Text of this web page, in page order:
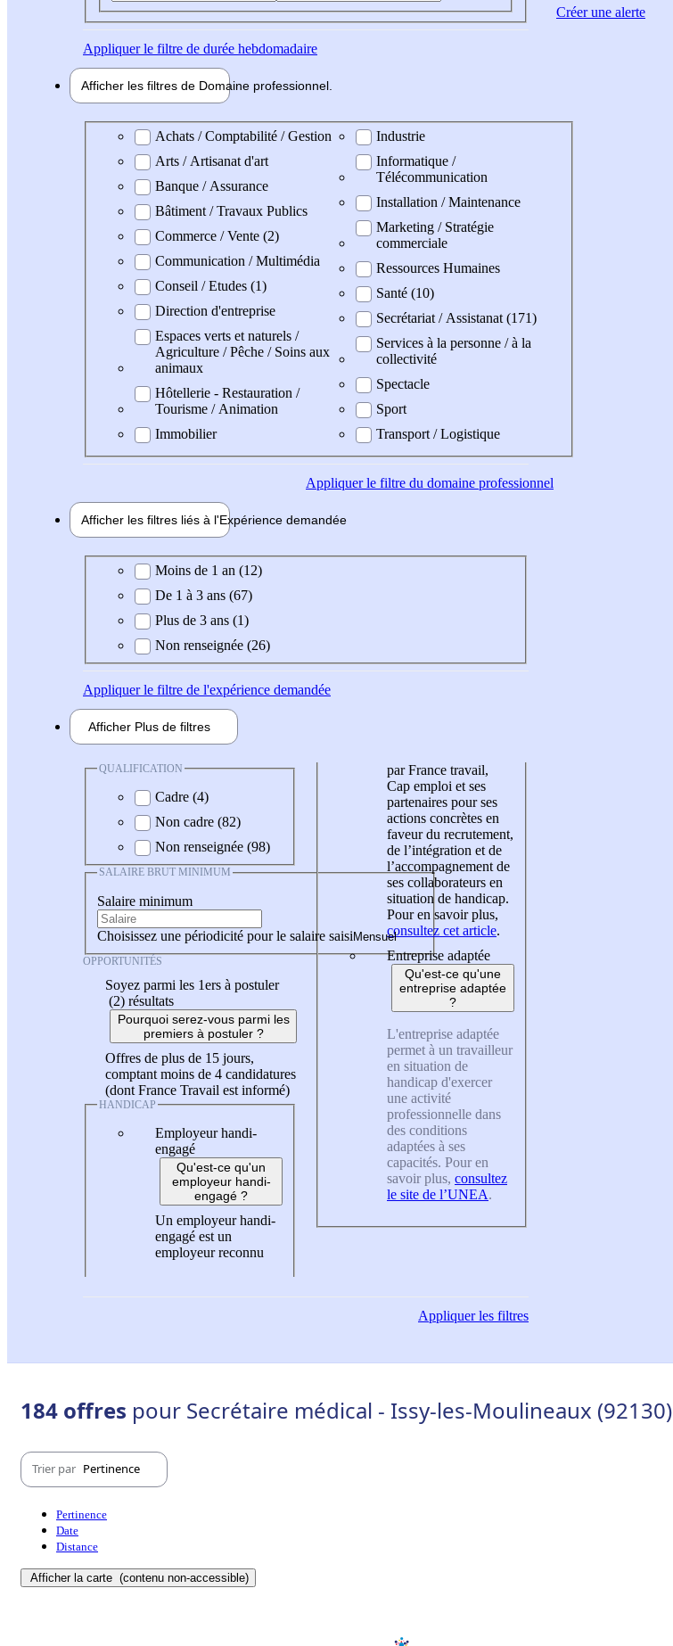
Appliquerle filtre de durée hebdomadaire
Afficher les filtres de Domaine professionnel
Domaine professionel
Achats / Comptabilité / Gestion
Arts / Artisanat d'art
Banque / Assurance
Bâtiment / Travaux Publics
Commerce / Vente (2)
Communication / Multimédia
Conseil / Etudes (1)
Direction d'entreprise
Espaces verts et naturels /
Agriculture / Pêche / Soins aux
animaux
Hôtellerie - Restauration /
Tourisme / Animation
Immobilier
Industrie
Informatique /
Télécommunication
Installation / Maintenance
Marketing / Stratégie
commerciale
Ressources Humaines
Santé (10)
Secrétariat / Assistanat (171)
Services à la personne / à la
collectivité
Spectacle
Sport
Transport / Logistique
Appliquerle filtre du domaine professionnel
Afficher les filtres liés à l'Expérience demandée
Expérience demandée
Moins de 1 an (12)
De 1 à 3 ans (67)
Plus de 3 ans (1)
Non renseignée (26)
Appliquerle filtre de l'expérience demandée
Afficher Plus de filtres
QUALIFICATION
Cadre (4)
Non cadre (82)
Non renseignée (98)
SALAIRE BRUT MINIMUM
Salaire minimum
Choisissez une périodicité pour le salaire saisi
OPPORTUNITÉS
Soyez parmi les 1ers à postuler
(2) résultats
Pourquoi serez-vous parmi les
premiers à postuler ?
Offres de plus de 15 jours,
comptant moins de 4 candidatures
(dont France Travail est informé)
HANDICAP
Employeur handi-
engagé
Qu'est-ce qu'un
employeur handi-
engagé ?
Un employeur handi-
engagé est un
employeur reconnu
par France travail,
Cap emploi et ses
partenaires pour ses
actions concrètes en
faveur du recrutement,
de l’intégration et de
l’accompagnement de
ses collaborateurs en
situation de handicap.
Pour en savoir plus,
consultez cet article.
Entreprise adaptée
Qu'est-ce qu'une
entreprise adaptée
?
L'entreprise adaptée
permet à un travailleur
en situation de
handicap d'exercer
une activité
professionnelle dans
des conditions
adaptées à ses
capacités. Pour en
savoir plus, consultez
le site de l’UNEA.
Appliquerles filtres
Créer une alerte
184 offres pour Secrétaire médical - Issy-les-Moulineaux (92130)
Trier par Pertinence
Pertinence
Date
Distance
Afficher la carte (contenu non-accessible)